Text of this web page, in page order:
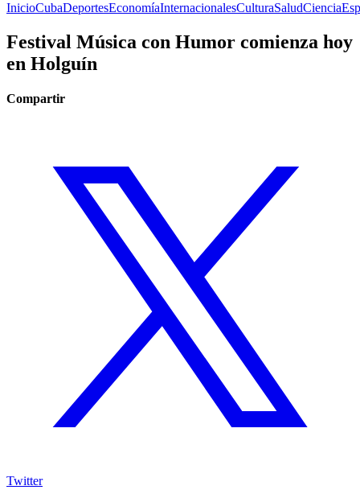
InicioCubaDeportesEconomíaInternacionalesCulturaSaludCiencia
Festival Música con Humor comienza hoy
en Holguín
Compartir
Twitter